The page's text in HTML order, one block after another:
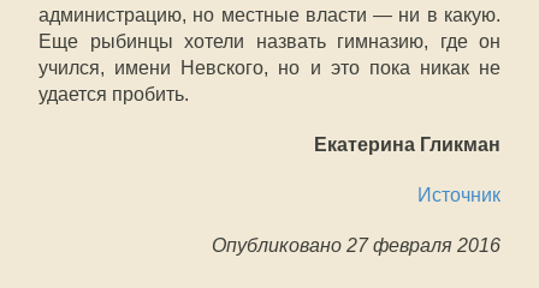
администрацию, но местные власти — ни в какую.
Еще рыбинцы хотели назвать гимназию, где он
учился, имени Невского, но и это пока никак не
удается пробить.
Екатерина Гликман
Источник
Опубликовано 27 февраля 2016